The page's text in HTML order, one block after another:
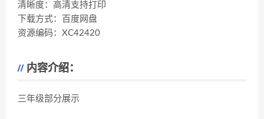
清晰度：高清支持打印
下载方式：百度网盘
资源编码：XC42420
内容介绍：
三年级部分展示